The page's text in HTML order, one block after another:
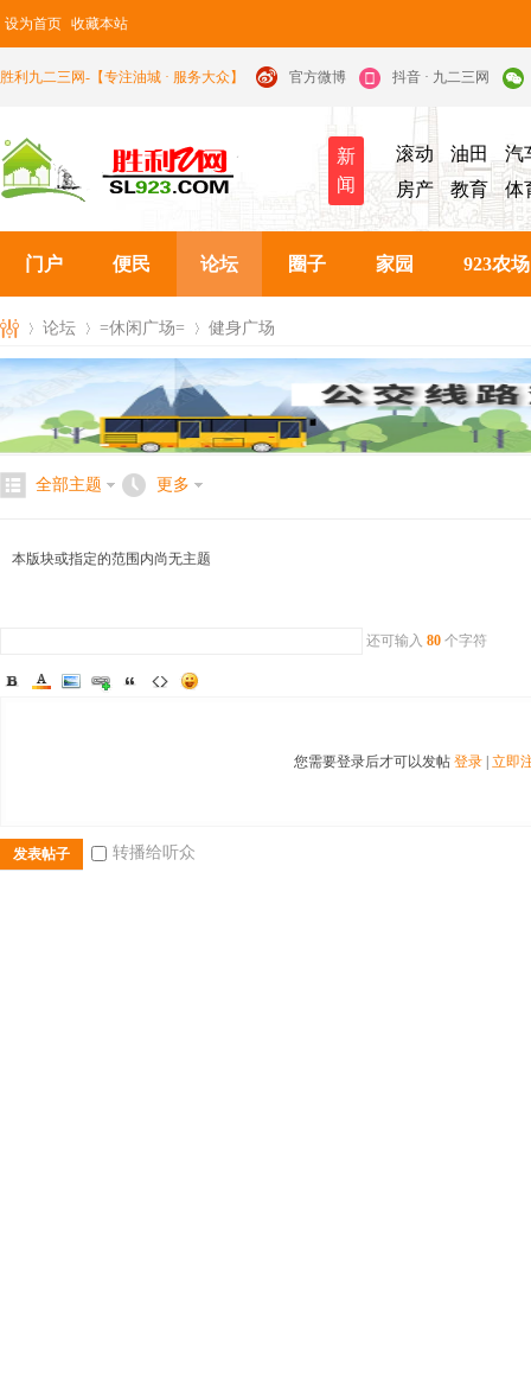
设为首页 收藏本站
胜利九二三网-【专注油城 · 服务大众】 官方微博 抖音 · 九二三网
新
闻
滚动 油田
汽
房产
教育 体
门户 便民 论坛 圈子 家园 923农场
论坛
›
=休闲广场=
›
健身广场
全部主题 更多
本版块或指定的范围内尚无主题
还可输入 80 个字符
您需要登录后才可以发帖 登录 立即
发表帖子 转播给听众